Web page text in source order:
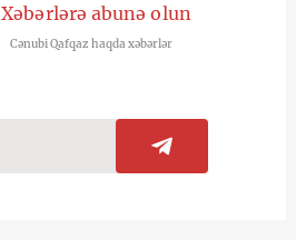
Xəbərlərə abunə olun
Cənubi Qafqaz haqda xəbərlər